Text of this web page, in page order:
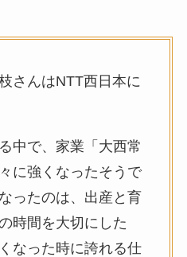
さんはNTT西日本に
中で、家業「大西常
に強くなったそうで
ったのは、出産と育
時間を大切にした
なった時に誇れる仕